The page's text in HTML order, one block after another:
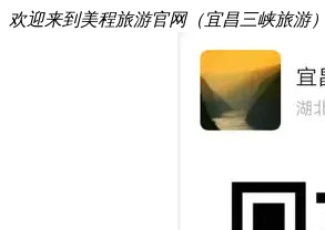
欢迎来到美程旅游官网（宜昌三峡旅游）